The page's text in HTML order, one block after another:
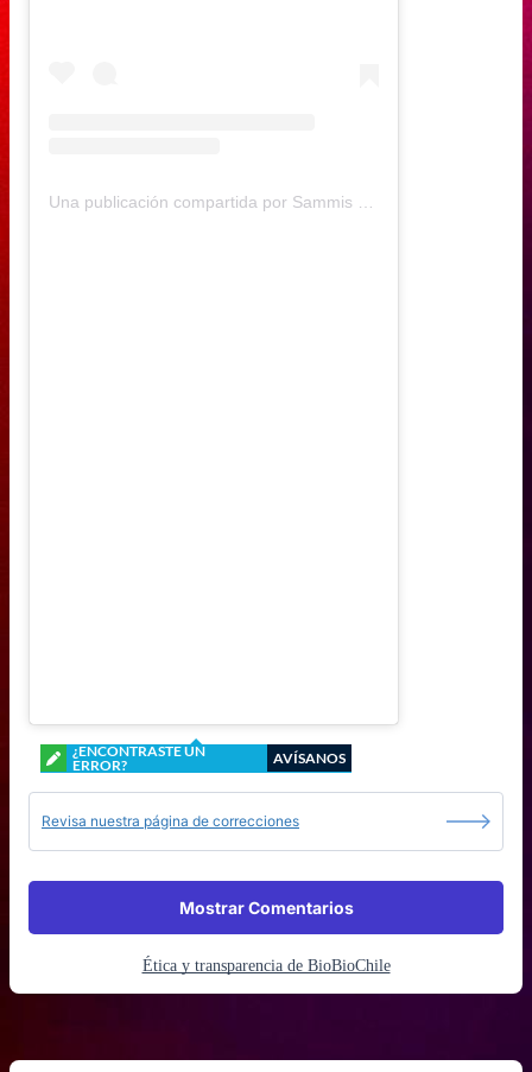
Una publicación compartida por Sammis Reyes (@sammisreyes)
¿ENCONTRASTE UN
ERROR?
AVÍSANOS
Revisa nuestra página de correcciones
Mostrar Comentarios
Ética y transparencia de BioBioChile